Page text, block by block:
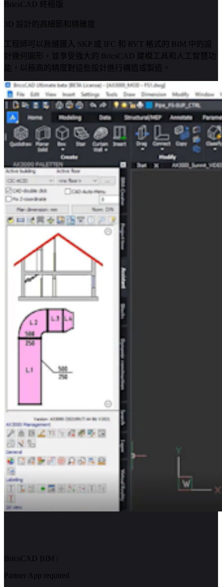
BricsCAD 終極版
3D 設計的高細節和精確度
工程師可以無縫匯入 SKP 或 IFC 和 RVT 格式的 BIM 中的設
計幾何圖形，並享受強大的 BricsCAD 建模工具和人工智慧功
能，以極高的精度對這些設計進行構造或製造。
BricsCAD BIM |
Partner App required